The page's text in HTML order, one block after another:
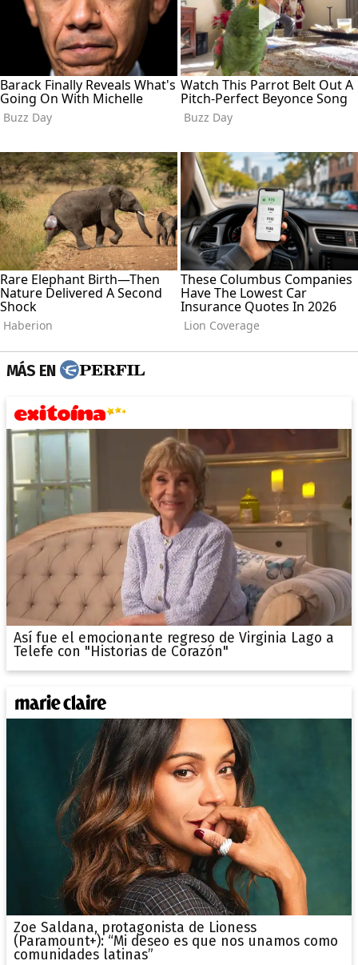
MÁS EN
Así fue el emocionante regreso de Virginia Lago a
Telefe con "Historias de Corazón"
Zoe Saldana, protagonista de Lioness
(Paramount+): “Mi deseo es que nos unamos como
comunidades latinas”